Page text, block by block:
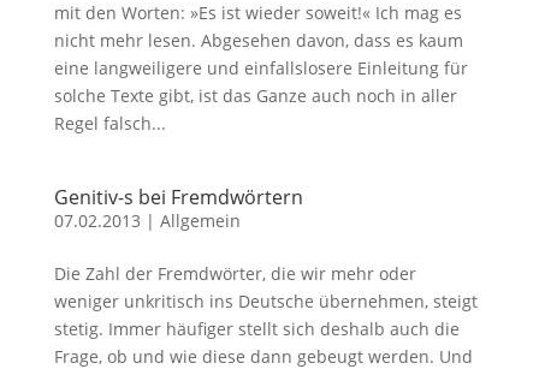
mit den Worten: »Es ist wieder soweit!« Ich mag es
nicht mehr lesen. Abgesehen davon, dass es kaum
eine langweiligere und einfallslosere Einleitung für
solche Texte gibt, ist das Ganze auch noch in aller
Regel falsch...
Genitiv-s bei Fremdwörtern
07.02.2013 | Allgemein
Die Zahl der Fremdwörter, die wir mehr oder
weniger unkritisch ins Deutsche übernehmen, steigt
stetig. Immer häufiger stellt sich deshalb auch die
Frage, ob und wie diese dann gebeugt werden. Und